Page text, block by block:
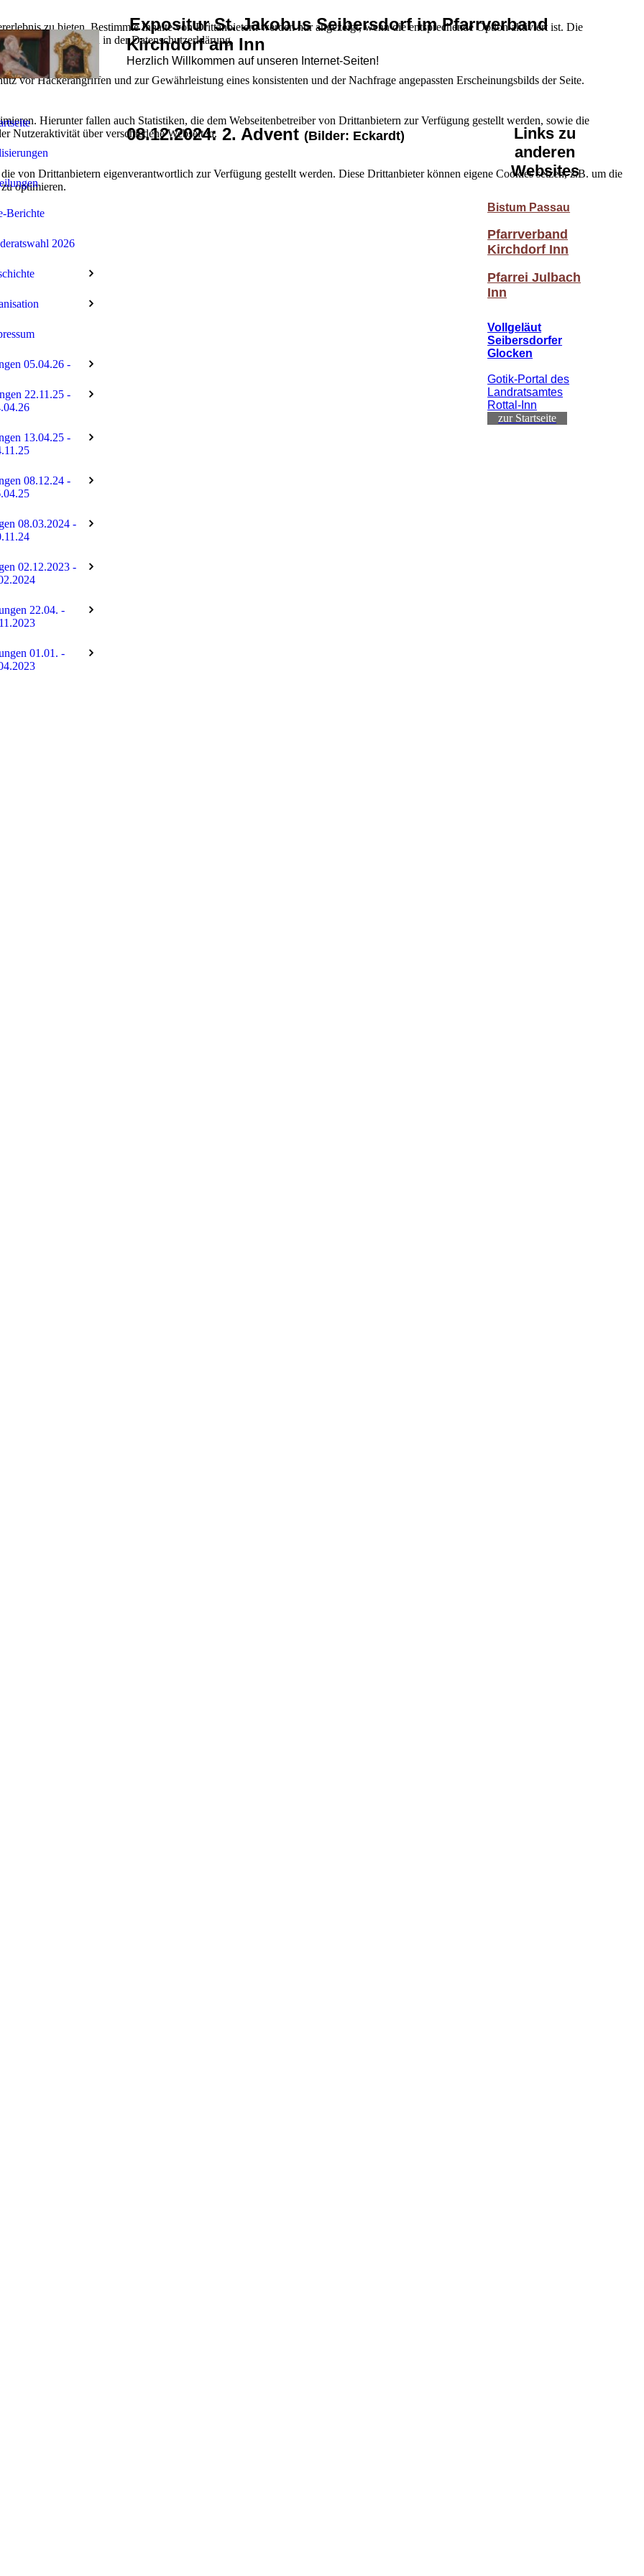
Berichte
2026
05.04.26 -
22.11.25 -
13.04.25 -
08.12.24 -
08.03.2024 -
02.12.2023 -
22.04. -
01.01. -
Expositur St. Jakobus Seibersdorf im Pfarrverband
Kirchdorf am Inn
Herzlich Willkommen auf unseren Internet-Seiten!
08.12.2024: 2. Advent (Bilder: Eckardt)
Links zu
anderen
Websites
Bistum Passau
Pfarrverband
Kirchdorf Inn
Pfarrei Julbach
Inn
Vollgeläut
Seibersdorfer
Glocken
Gotik-Portal des
Landratsamtes
Rottal-Inn
zur Startseite
zu bieten. Bestimmte Inhalte von Drittanbietern werden nur angezeigt, wenn die entsprechende Option aktiviert ist. Die
hierzu in der Datenschutzerklärung.
vor Hackerangriffen und zur Gewährleistung eines konsistenten und der Nachfrage angepassten Erscheinungsbilds der Seite.
Hierunter fallen auch Statistiken, die dem Webseitenbetreiber von Drittanbietern zur Verfügung gestellt werden, sowie die
Nutzeraktivität über verschiedene Webseiten.
von Drittanbietern eigenverantwortlich zur Verfügung gestellt werden. Diese Drittanbieter können eigene Cookies setzen, z.B. um die
optimieren.